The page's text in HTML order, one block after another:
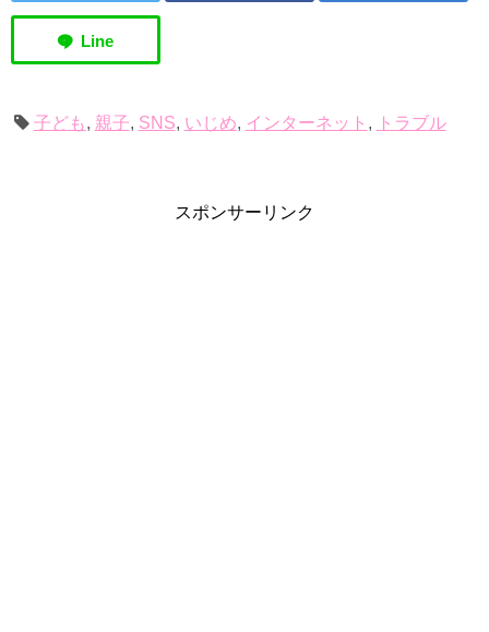
子ども, 親子, SNS, いじめ, インターネット , トラブル
スポンサーリンク